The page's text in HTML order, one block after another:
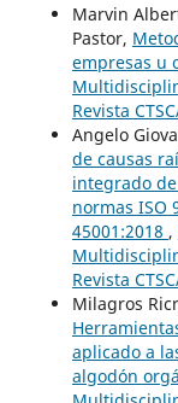
Marvin
Pastor,
empresas u
Revista
Angelo
de causas
integrado
normas ISO
45001:2018 ,
Revista
Milagros
aplicado a
algodón